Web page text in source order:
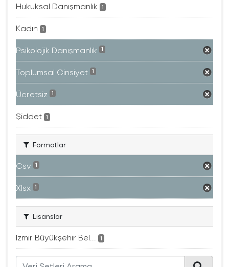
Hukuksal Danışmanlık 1
Kadın 1
Psikolojik Danışmanlık 1
Toplumsal Cinsiyet 1
Ücretsiz 1
Şiddet 1
Formatlar
Csv 1
Xlsx 1
Lisanslar
İzmir Büyükşehir Bel... 1